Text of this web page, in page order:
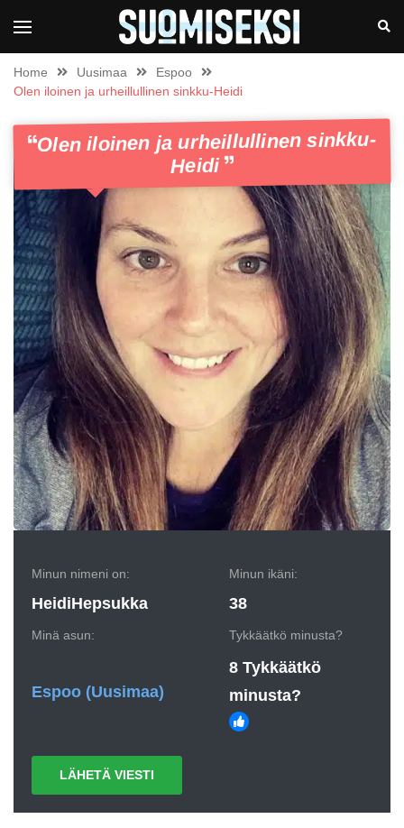
Home Uusimaa
Espoo
Olen iloinen ja urheillullinen sinkku-Heidi
Olen iloinen ja urheillullinen sinkku-
Heidi
Minun nimeni on:
HeidiHepsukka
Minun ikäni:
38
Minä asun:
Espoo (Uusimaa)
Tykkäätkö minusta?
8 Tykkäätkö
minusta?
LÄHETÄ VIESTI